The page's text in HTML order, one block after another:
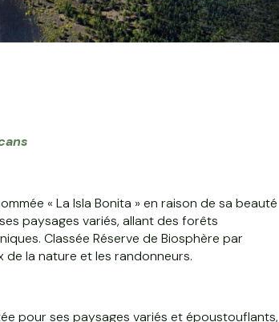
« La Isla Bonita » en raison de sa beauté
paysages variés, allant des forêts
Classée Réserve de Biosphère par
de la nature et les randonneurs.
pour ses paysages variés et époustouflants,